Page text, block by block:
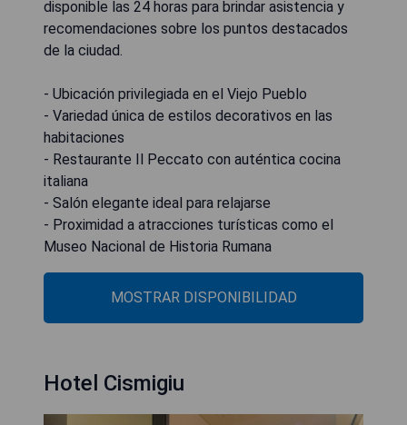
disponible las 24 horas para brindar asistencia y
recomendaciones sobre los puntos destacados
de la ciudad.
- Ubicación privilegiada en el Viejo Pueblo
- Variedad única de estilos decorativos en las
habitaciones
- Restaurante Il Peccato con auténtica cocina
italiana
- Salón elegante ideal para relajarse
- Proximidad a atracciones turísticas como el
Museo Nacional de Historia Rumana
MOSTRAR DISPONIBILIDAD
Hotel Cismigiu